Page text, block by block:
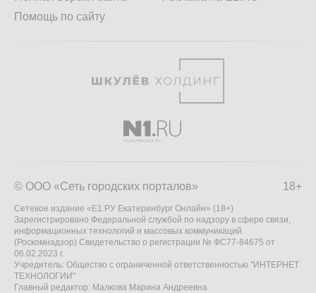
Помощь по сайту
18+
© ООО «Сеть городских порталов»
Сетевое издание «Е1.РУ Екатеринбург Онлайн» (18+)
Зарегистрировано Федеральной службой по надзору в сфере связи,
информационных технологий и массовых коммуникаций
(Роскомнадзор) Свидетельство о регистрации № ФС77-84675 от
06.02.2023 г.
Учредитель: Общество с ограниченной ответственностью "ИНТЕРНЕТ
ТЕХНОЛОГИИ"
Главный редактор: Малкова Марина Андреевна